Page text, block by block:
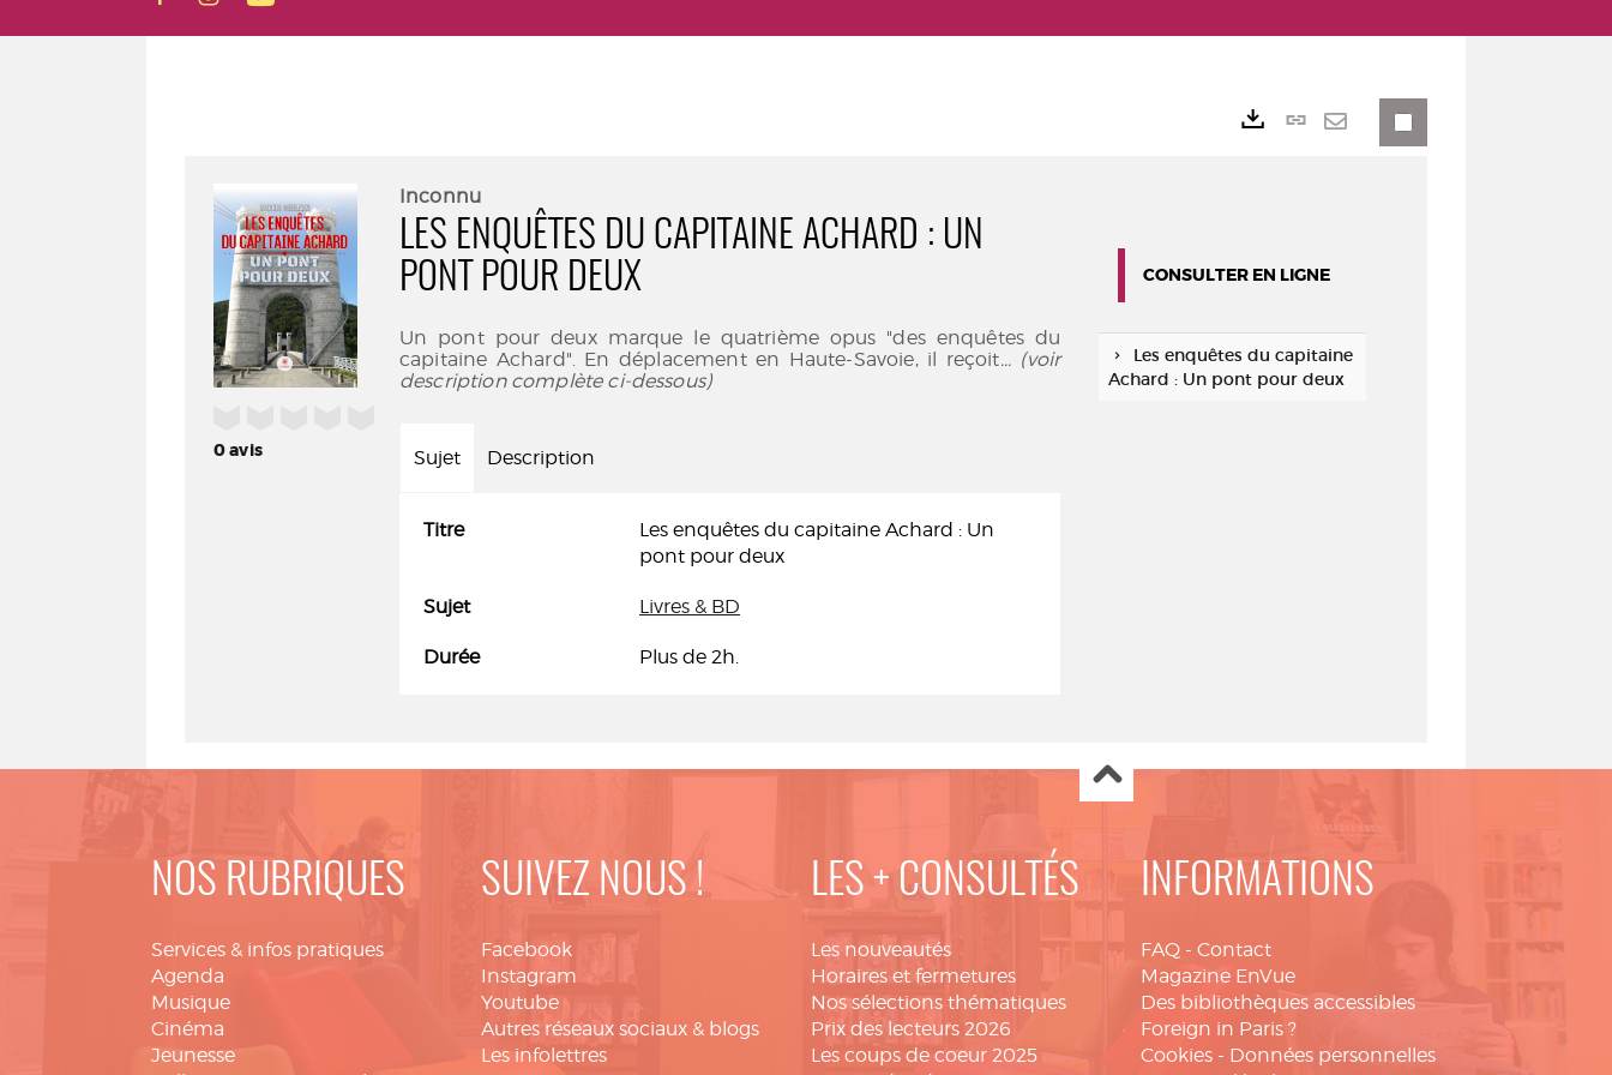
0avis
Inconnu
LES ENQUÊTES DU CAPITAINE ACHARD : UN
PONT POUR DEUX
Un pont pour deux marque le quatrième opus "des enquêtes du
capitaine Achard". En déplacement en Haute-Savoie, il reçoit... (voir
description complète ci-dessous)
Sujet Description
Titre
Les enquêtes du capitaine Achard : Un
pont pour deux
Sujet Livres & BD
Durée Plus de 2h.
Lien
CONSULTER EN LIGNE
Les enquêtes du capitaine
Achard : Un pont pour deux
NOS RUBRIQUES
Services & infos pratiques
Agenda
Musique
Cinéma
Jeunesse
SUIVEZ NOUS !
Facebook
Instagram
Youtube
Autres réseaux sociaux & blogs
Les infolettres
LES + CONSULTÉS
Les nouveautés
Horaires et fermetures
Nos sélections thématiques
Prix des lecteurs 2026
Les coups de coeur 2025
INFORMATIONS
FAQ - Contact
Magazine EnVue
Des bibliothèques accessibles
Foreign in Paris ?
Cookies - Données personnelles